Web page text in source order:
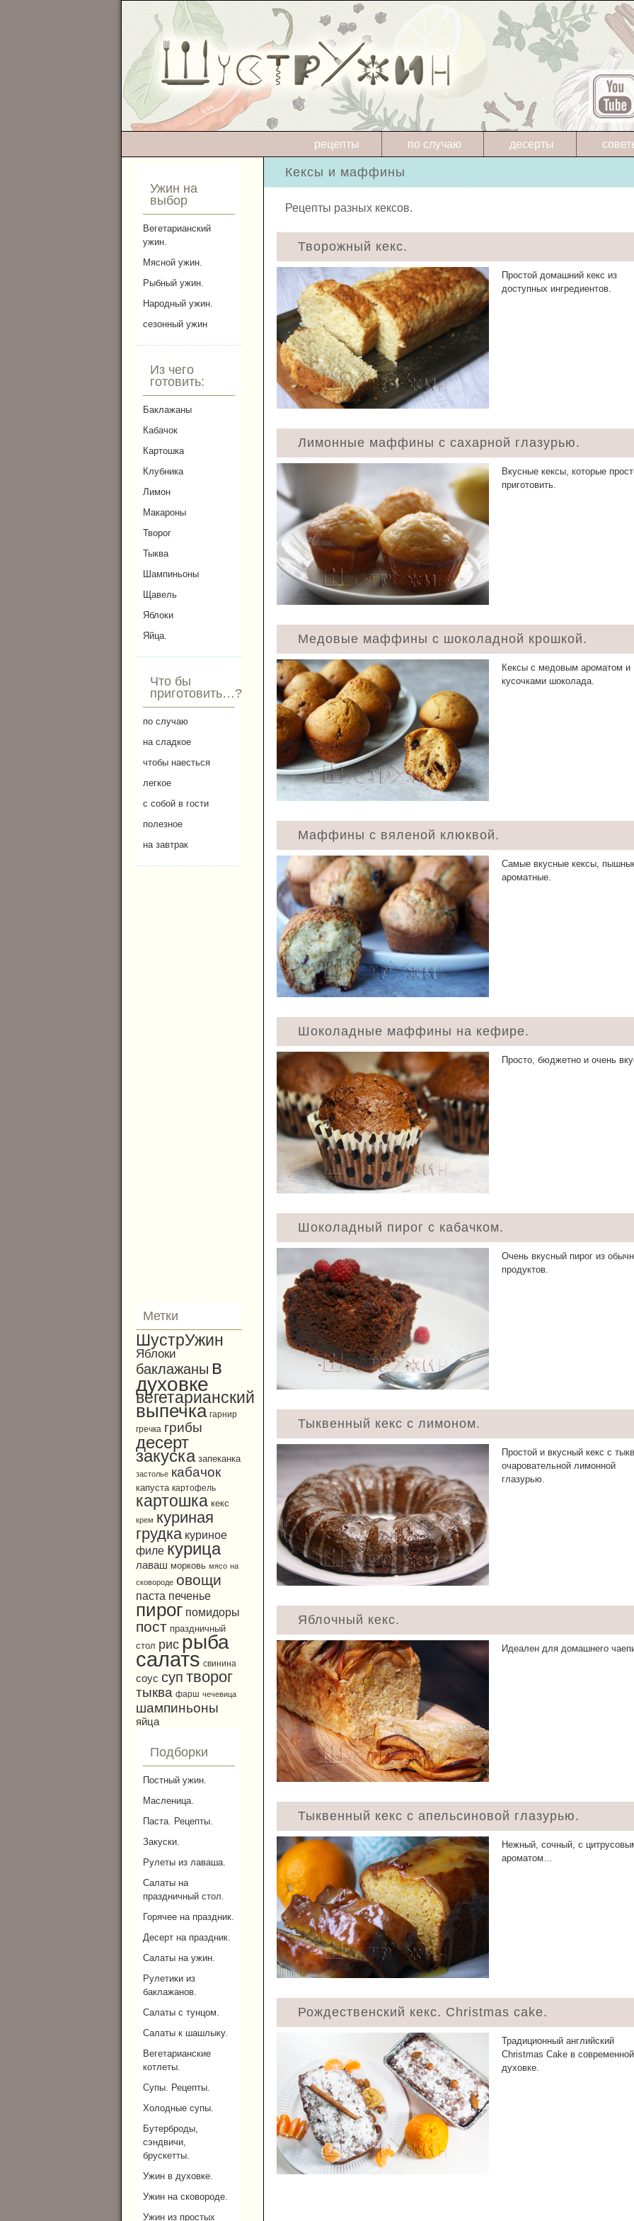
десерты
по случаю
рецепты
Ужин на
выбор
Вегетарианский
ужин.
Мясной ужин.
Рыбный ужин.
Народный ужин.
сезонный ужин
Из чего
готовить:
Баклажаны
Кабачок
Картошка
Клубника
Лимон
Макароны
Творог
Тыква
Шампиньоны
Щавель
Яблоки
Яйца.
Что бы
приготовить…?
по случаю
на сладкое
чтобы наесться
легкое
с собой в гости
полезное
на завтрак
Метки
ШустрУжин
Яблоки
баклажаны в
духовке
вегетарианский
выпечка гарнир
гречка грибы
десерт
закуска запеканка
застолье кабачок
капуста картофель
картошка кекс
крем куриная
грудка куриное
филе курица
лаваш морковь мясо на
сковороде овощи
паста печенье
пирог помидоры
пост праздничный
стол рис рыба
салатs свинина
соус суп творог
тыква фарш чечевица
шампиньоны
яйца
Подборки
Постный ужин.
Масленица.
Паста. Рецепты.
Закуски.
Рулеты из лаваша.
Салаты на
праздничный стол.
Горячее на праздник.
Десерт на праздник.
Салаты на ужин.
Рулетики из
баклажанов.
Салаты с тунцом.
Салаты к шашлыку.
Вегетарианские
котлеты.
Супы. Рецепты.
Холодные супы.
Бутерброды,
сэндвичи,
брускетты.
Ужин в духовке.
Ужин на сковороде.
Ужин из простых
Кексы и маффины
Рецепты разных кексов.
Творожный кекс.
Простой домашний кекс из
доступных ингредиентов.
Лимонные маффины с сахарной глазурью.
Вкусные кексы, которые
приготовить.
Медовые маффины с шоколадной крошкой.
Кексы с медовым ароматом и
кусочками шоколада.
Маффины с вяленой клюквой.
Самые вкусные кексы,
ароматные.
Шоколадные маффины на кефире.
Просто, бюджетно и очень
Шоколадный пирог с кабачком.
Очень вкусный пирог из
продуктов.
Тыквенный кекс с лимоном.
Простой и вкусный кекс с
очаровательной лимонной
глазурью.
Яблочный кекс.
Идеален для домашнего
Тыквенный кекс с апельсиновой глазурью.
Нежный, сочный, с
ароматом…
Рождественский кекс. Christmas cake.
Традиционный английский
Christmas Cake в современной
духовке.